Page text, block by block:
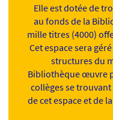
Elle est dotée de
au fonds de la
mille titres (4000)
Cet espace sera
structures du
Bibliothèque œuvre
collèges se
de cet espace et de